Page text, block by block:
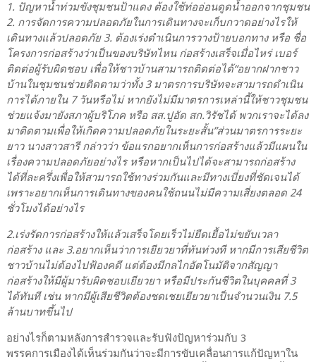
1. ปัญหาน้ำท่วมขังชุมชนป้าแดง ต้องใช้ท่ออ่อนดูดน้ำออกจากชุมชน
2. การจัดการความปลอดภัยในการเดินทางจะเก็บกวาดอย่างไรให้
เดินทางแล้วปลอดภัย 3. ต้องเร่งดำเนินการวางป้ายบอกทาง หรือ ชื่อ
โครงการก่อสร้างว่าเป็นของบริษัทไหน ก่อสร้างเสร็จเมื่อไหร่ เบอร์
ติดต่อผู้รับผิดชอบ เพื่อให้ชาวบ้านสามารถติดต่อได้“อยากฝากชาว
บ้านในชุมชนช่วยติดตามว่าทั้ง 3 มาตรการบริษัทจะสามารถดำเนิน
การได้ภายใน 7 วันหรือไม่ หากยังไม่มีมาตรการเหล่านี้ให้ชาวชุมชน
ช่วยแจ้งมายังสภาผู้บริโภค หรือ สส.ปูอัด สก.วิรัชได้ พวกเราจะได้ลง
มาติดตามเพื่อให้เกิดความปลอดภัยในระยะสั้น”ส่วนมาตรการระยะ
ยาว นางสาวสารี กล่าวว่า ข้อแรกอยากเห็นการก่อสร้างแล้วมีแผนใน
เรื่องความปลอดภัยอย่างไร หรือหากเป็นไปได้จะสามารถก่อสร้าง
ได้ที่ละครึ่งเพื่อให้สามารถใช้ทางร่วมกันและมีทางเบี่ยงที่ชัดเจนได้
เพราะอยากเห็นการเดินทางของคนใช้ถนนไม่มีความเสี่ยงตลอด 24
ชั่วโมงได้อย่างไร
2.เร่งรัดการก่อสร้างให้แล้วเสร็จโดยเร็วไม่ยืดเยื้อไม่ขยับเวลา
ก่อสร้าง และ 3.อยากเห็นว่าการเยียวยาที่ทันท่วงที หากมีการเสียชีวิต
ชาวบ้านไม่ต้องไปฟ้องคดี แต่ต้องมีกลไกอัตโนมัติจากสัญญา
ก่อสร้างให้มีผู้มารับผิดชอบเยียวยา หรือมีประกันชีวิตในบุคคลที่ 3
ได้ทันที เช่น หากมีผู้เสียชีวิตต้องชดเชยเยียวยาเป็นจำนวนเงิน 7.5
ล้านบาทขึ้นไป
อย่างไรก็ตามหลังการสำรวจและรับฟังปัญหาร่วมกับ 3
พรรคการเมืองได้เห็นร่วมกันว่าจะมีการขับเคลื่อนการแก้ปัญหาใน